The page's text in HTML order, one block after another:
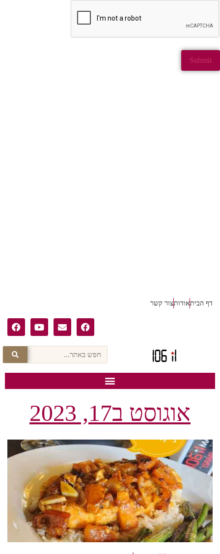
דף הביתאודותצור קשר
אוגוסט ב17, 2023